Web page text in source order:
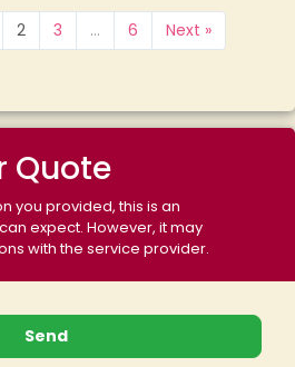
2 3 … 6 Next »
Quote
you provided, this is an
expect. However, it may
with the service provider.